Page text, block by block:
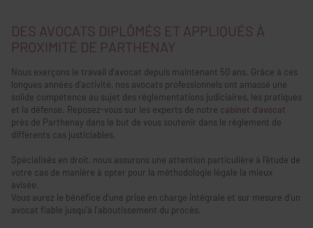
DES AVOCATS DIPLÔMÉS ET APPLIQUÉS À
PROXIMITÉ DE PARTHENAY
Nous exerçons le travail d’avocat depuis maintenant 50 ans. Grâce à ces
longues années d'activité, nos avocats professionnels ont amassé une
solide compétence au sujet des réglementations judiciaires, les pratiques
et la défense. Reposez-vous sur les experts de notre cabinet d’avocat
près de Parthenay dans le but de vous soutenir dans le règlement de
différents cas justiciables.
Spécialisés en droit, nous assurons une attention particulière à l’étude de
votre cas de manière à opter pour la méthodologie légale la mieux
avisée.
Vous aurez le bénéfice d'une prise en charge intégrale et sur mesure d’un
avocat fiable jusqu'à l'aboutissement du procès.